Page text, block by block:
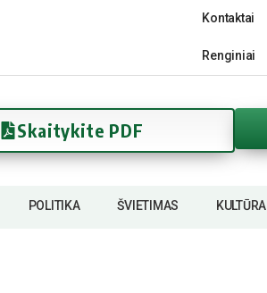
Kontaktai
Renginiai
Skaitykite PDF
POLITIKA ŠVIETIMAS KULTŪRA